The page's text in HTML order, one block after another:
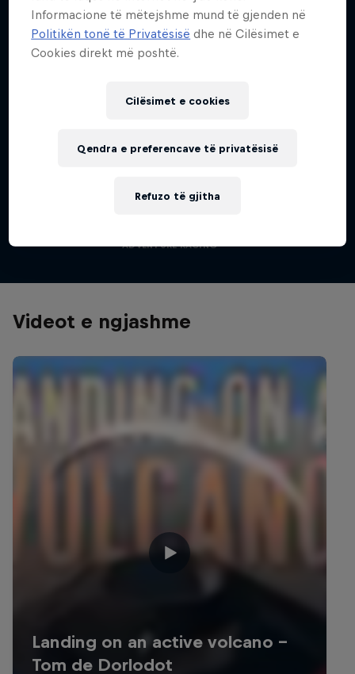
Bike
The world’s toughest adventure race
ADVENTURE RACING
Videot e ngjashme
Informacione të mëtejshme mund të gjenden në
Politikën tonë të Privatësisë dhe në Cilësimet e
Cookies direkt më poshtë.
Cilësimet e cookies
Refuzo të gjitha
Qendra e preferencave të privatësisë